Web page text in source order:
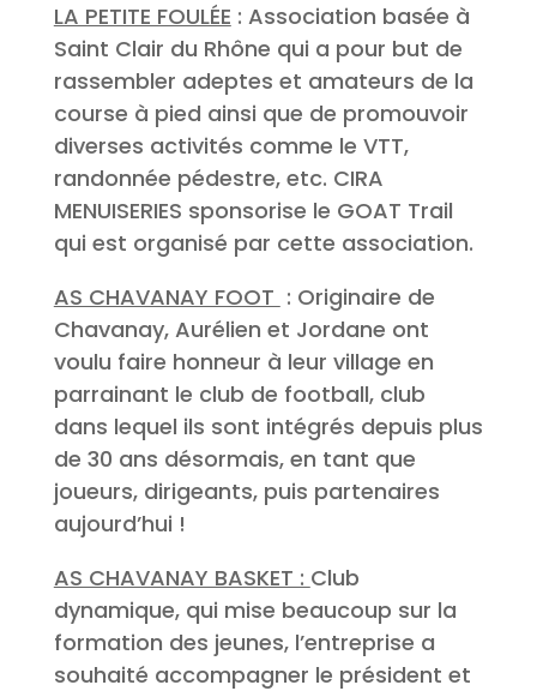
LA PETITE FOULÉE : Association basée à
Saint Clair du Rhône qui a pour but de
rassembler adeptes et amateurs de la
course à pied ainsi que de promouvoir
diverses activités comme le VTT,
randonnée pédestre, etc. CIRA
MENUISERIES sponsorise le GOAT Trail
qui est organisé par cette association.
AS CHAVANAY FOOT : Originaire de
Chavanay, Aurélien et Jordane ont
voulu faire honneur à leur village en
parrainant le club de football, club
dans lequel ils sont intégrés depuis plus
de 30 ans désormais, en tant que
joueurs, dirigeants, puis partenaires
aujourd’hui !
AS CHAVANAY BASKET : Club
dynamique, qui mise beaucoup sur la
formation des jeunes, l’entreprise a
souhaité accompagner le président et